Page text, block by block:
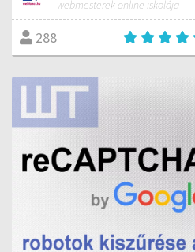
webmesterek online iskolája
288